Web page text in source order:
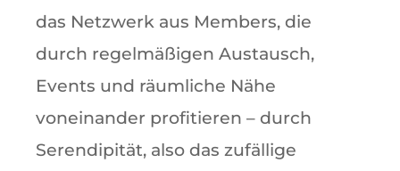
das Netzwerk aus Members, die
durch regelmäßigen Austausch,
Events und räumliche Nähe
voneinander profitieren – durch
Serendipität, also das zufällige